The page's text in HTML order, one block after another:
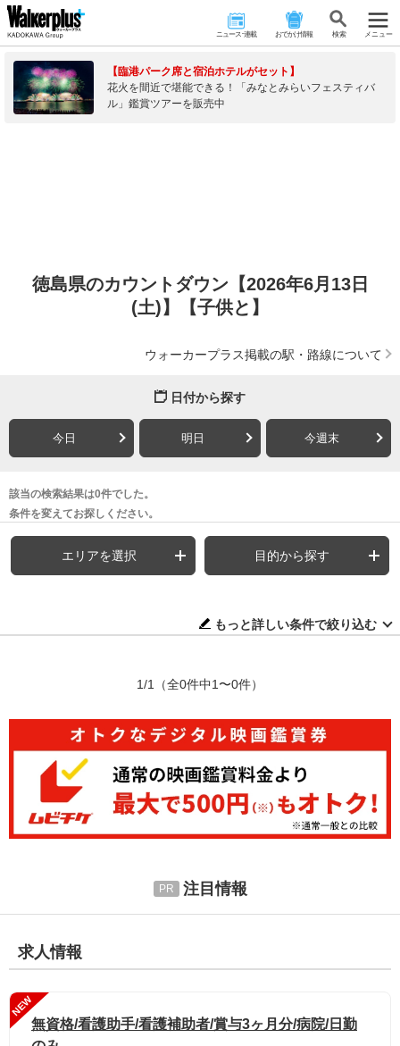
ニュース･連載 おでかけ情報 検 索 メニュー
【臨港パーク席と宿泊ホテルがセット】
花火を間近で堪能できる！「みなとみらいフェスティバ
ル」鑑賞ツアーを販売中
徳島県のカウントダウン【2026年6月13日
(土)】【子供と】
ウォーカープラス掲載の駅・路線について
日付から探す
今日 明日 今週末
該当の検索結果は0件でした。
条件を変えてお探しください。
エリアを選択 目的から探す
もっと詳しい条件で絞り込む
1/1 （全0件中1〜0件）
注目情報
求人情報
NEW
無資格/看護助手/看護補助者/賞与3ヶ月分/病院/日勤